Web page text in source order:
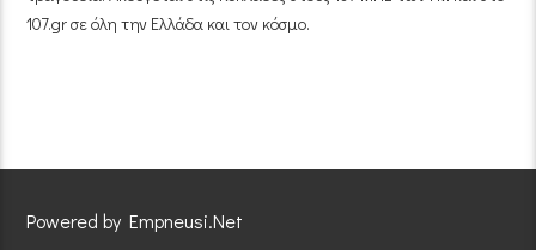
107.gr σε όλη την Ελλάδα και τον κόσμο.
Powered by Empneusi.Net